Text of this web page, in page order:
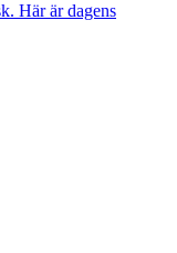
Här är dagens